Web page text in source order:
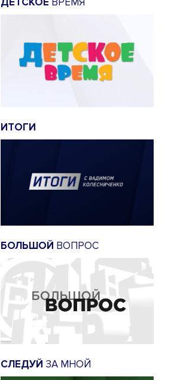
ИТОГИ
БОЛЬШОЙ ВОПРОС
СЛЕДУЙ ЗА МНОЙ